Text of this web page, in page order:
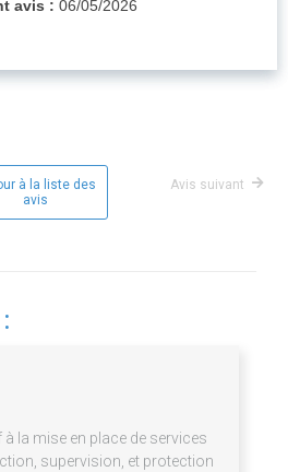
avis : 06/05/2026
à la liste des
avis
Avis suivant
la mise en place de services
supervision, et protection